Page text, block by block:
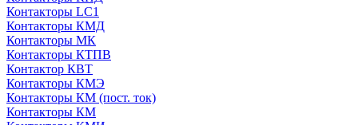
Контакторы LC1
Контакторы КМД
Контакторы МК
Контакторы КТПВ
Контактор КВТ
Контакторы КМЭ
Контакторы КМ (пост. ток)
Контакторы КМ